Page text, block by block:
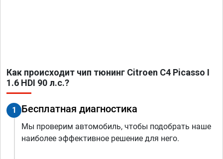
Как происходит чип тюнинг Citroen C4 Picasso I
1.6 HDI 90 л.с.?
1 Бесплатная диагностика
Мы проверим автомобиль, чтобы подобрать наше
наиболее эффективное решение для него.